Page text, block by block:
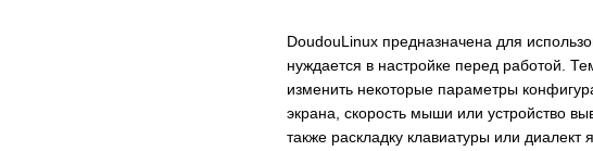
DoudouLinux предназначена для
нуждается в настройке перед работой.
изменить некоторые параметры
экрана, скорость мыши или устройство
также раскладку клавиатуры или